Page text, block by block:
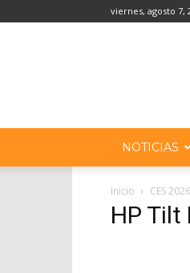
viernes, agosto 7,
NOTICIAS
Inicio CES
HP Tilt